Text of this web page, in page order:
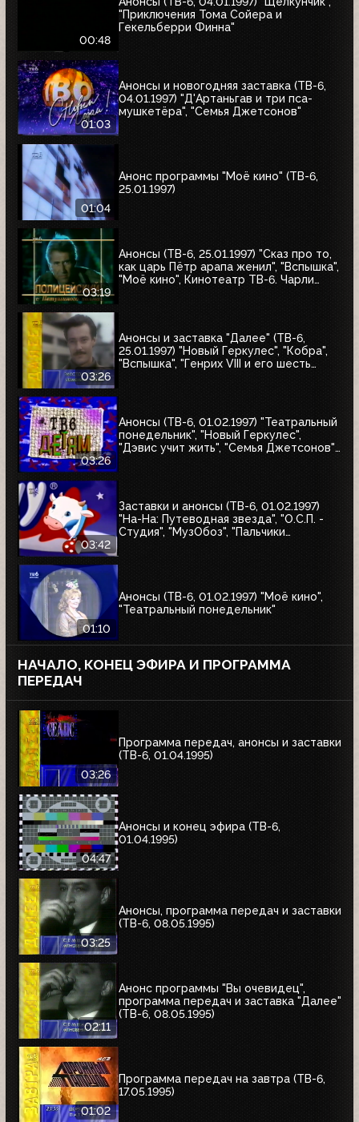
00:48
"Приключения Тома Сойера и
Гекельберри Финна"
01:03
Анонсы и новогодняя заставка (ТВ-6,
04.01.1997) "Д'Артаньгав и три пса-
мушкетёра", "Семья Джетсонов"
01:04
Анонс программы "Моё кино" (ТВ-6,
25.01.1997)
03:19
Анонсы (ТВ-6, 25.01.1997) "Сказ про то,
как царь Пётр арапа женил", "Вспышка",
"Моё кино", Кинотеатр ТВ-6. Чарли
03:26
Анонсы и заставка "Далее" (ТВ-6,
25.01.1997) "Новый Геркулес", "Кобра",
"Вспышка", "Генрих VIII и его шесть
03:26
Анонсы (ТВ-6, 01.02.1997) "Театральный
понедельник", "Новый Геркулес",
"Дэвис учит жить", "Семья Джетсонов",
03:42
Заставки и анонсы (ТВ-6, 01.02.1997)
"На-На: Путеводная звезда", "О.С.П. -
Студия", "МузОбоз", "Пальчики
01:10
Анонсы (ТВ-6, 01.02.1997) "Моё кино",
"Театральный понедельник"
НАЧАЛО, КОНЕЦ ЭФИРА И ПРОГРАММА
ПЕРЕДАЧ
03:26
Программа передач, анонсы и заставки
(ТВ-6, 01.04.1995)
04:47
Анонсы и конец эфира (ТВ-6,
01.04.1995)
03:25
Анонсы, программа передач и заставки
(ТВ-6, 08.05.1995)
02:11
Анонс программы "Вы очевидец",
программа передач и заставка "Далее"
(ТВ-6, 08.05.1995)
01:02
Программа передач на завтра (ТВ-6,
17.05.1995)